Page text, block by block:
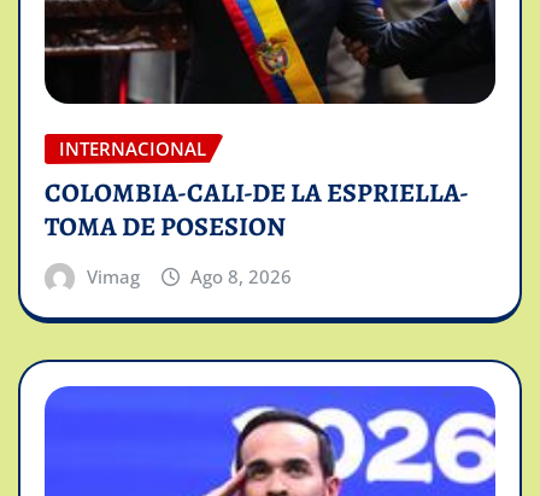
INTERNACIONAL
COLOMBIA-CALI-DE LA ESPRIELLA-
TOMA DE POSESION
Vimag Ago 8, 2026